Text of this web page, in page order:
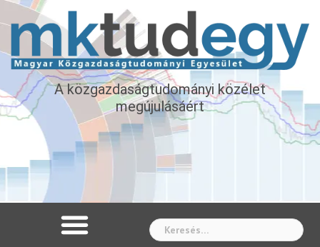
A közgazdaságtudományi közélet
megújulásáért